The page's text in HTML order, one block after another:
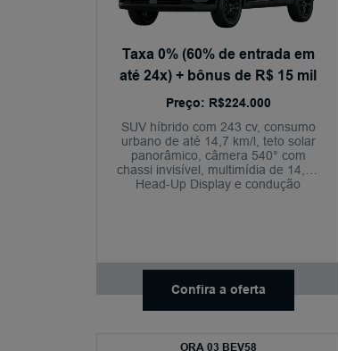
Taxa 0% (60% de entrada em
até 24x) + bônus de R$ 15 mil
Preço: R$224.000
SUV híbrido com 243 cv, consumo
urbano de até 14,7 km/l, teto solar
panorâmico, câmera 540° com
chassi invisível, multimídia de 14,6",
Head-Up Display e condução
Confira a oferta
ORA 03 BEV58